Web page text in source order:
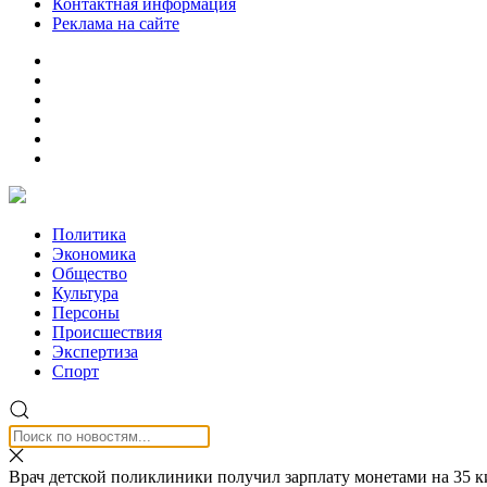
Контактная информация
Реклама на сайте
Политика
Экономика
Общество
Культура
Персоны
Происшествия
Экспертиза
Спорт
Врач детской поликлиники получил зарплату монетами на 35